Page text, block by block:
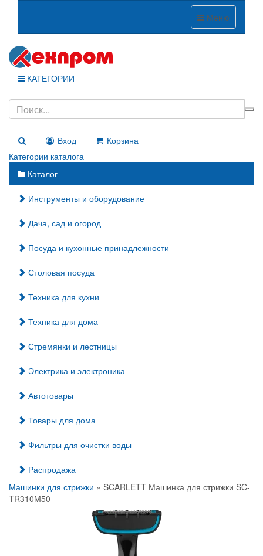
Меню
КАТЕГОРИИ
Вход
Корзина
Категории каталога
Каталог
Инструменты и оборудование
Дача, сад и огород
Посуда и кухонные принадлежности
Столовая посуда
Техника для кухни
Техника для дома
Стремянки и лестницы
Электрика и электроника
Автотовары
Товары для дома
Фильтры для очистки воды
Распродажа
Машинки для стрижки » SCARLETT Машинка для стрижки SC-
TR310M50